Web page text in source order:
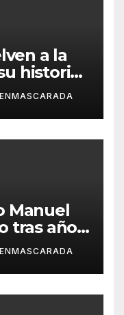
a la
historia:
mismo
Manuel
tras años